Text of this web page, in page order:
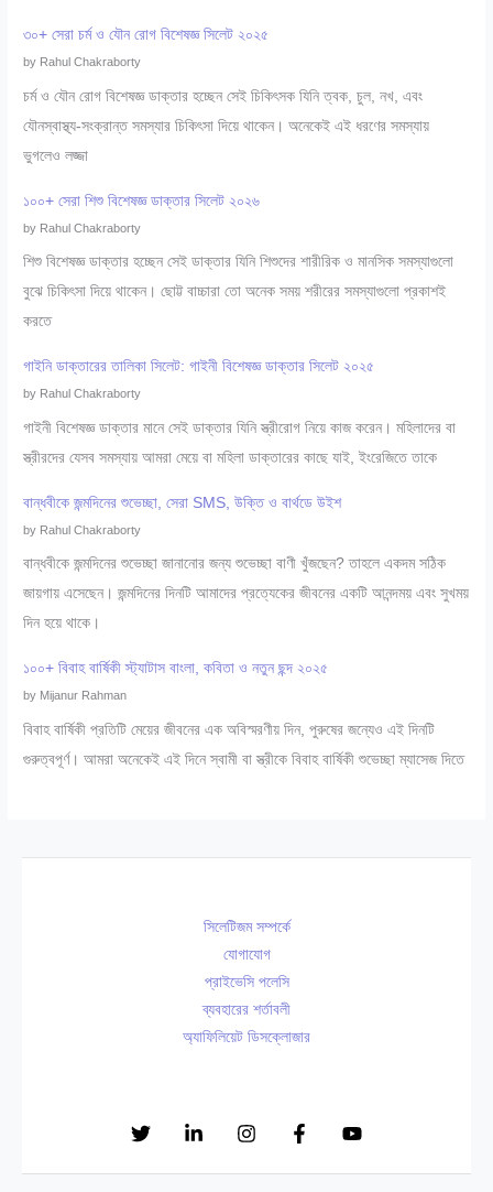
৩০+ সেরা চর্ম ও যৌন রোগ বিশেষজ্ঞ সিলেট ২০২৫
by Rahul Chakraborty
চর্ম ও যৌন রোগ বিশেষজ্ঞ ডাক্তার হচ্ছেন সেই চিকিৎসক যিনি ত্বক, চুল, নখ, এবং
যৌনস্বাস্থ্য-সংক্রান্ত সমস্যার চিকিৎসা দিয়ে থাকেন। অনেকেই এই ধরণের সমস্যায়
ভুগলেও লজ্জা
১০০+ সেরা শিশু বিশেষজ্ঞ ডাক্তার সিলেট ২০২৬
by Rahul Chakraborty
শিশু বিশেষজ্ঞ ডাক্তার হচ্ছেন সেই ডাক্তার যিনি শিশুদের শারীরিক ও মানসিক সমস্যাগুলো
বুঝে চিকিৎসা দিয়ে থাকেন। ছোট্ট বাচ্চারা তো অনেক সময় শরীরের সমস্যাগুলো প্রকাশই
করতে
গাইনি ডাক্তারের তালিকা সিলেট: গাইনী বিশেষজ্ঞ ডাক্তার সিলেট ২০২৫
by Rahul Chakraborty
গাইনী বিশেষজ্ঞ ডাক্তার মানে সেই ডাক্তার যিনি স্ত্রীরোগ নিয়ে কাজ করেন। মহিলাদের বা
স্ত্রীরদের যেসব সমস্যায় আমরা মেয়ে বা মহিলা ডাক্তারের কাছে যাই, ইংরেজিতে তাকে
বান্ধবীকে জন্মদিনের শুভেচ্ছা, সেরা SMS, উক্তি ও বার্থডে উইশ
by Rahul Chakraborty
বান্ধবীকে জন্মদিনের শুভেচ্ছা জানানোর জন্য শুভেচ্ছা বাণী খুঁজছেন? তাহলে একদম সঠিক
জায়গায় এসেছেন। জন্মদিনের দিনটি আমাদের প্রত্যেকের জীবনের একটি আনন্দময় এবং সুখময়
দিন হয়ে থাকে।
১০০+ বিবাহ বার্ষিকী স্ট্যাটাস বাংলা, কবিতা ও নতুন ছন্দ ২০২৫
by Mijanur Rahman
বিবাহ বার্ষিকী প্রতিটি মেয়ের জীবনের এক অবিস্মরণীয় দিন, পুরুষের জন্যেও এই দিনটি
গুরুত্বপূর্ণ। আমরা অনেকেই এই দিনে স্বামী বা স্ত্রীকে বিবাহ বার্ষিকী শুভেচ্ছা ম্যাসেজ দিতে
সিলেটিজম সম্পর্কে
যোগাযোগ
প্রাইভেসি পলেসি
ব্যবহারের শর্তাবলী
অ্যাফিলিয়েট ডিসক্লোজার